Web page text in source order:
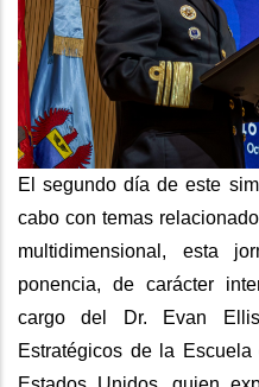
El segundo día de este
cabo con temas
multidimensional, esta
ponencia, de carácter
cargo del Dr. Evan
Estratégicos de la